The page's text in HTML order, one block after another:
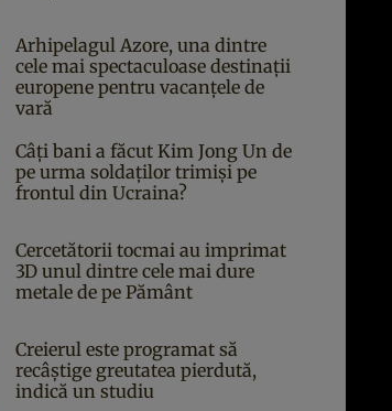
Arhipelagul Azore, una dintre
cele mai spectaculoase destinații
europene pentru vacanțele de
vară
Câți bani a făcut Kim Jong Un de
pe urma soldaților trimiși pe
frontul din Ucraina?
Cercetătorii tocmai au imprimat
3D unul dintre cele mai dure
metale de pe Pământ
Creierul este programat să
recâștige greutatea pierdută,
indică un studiu